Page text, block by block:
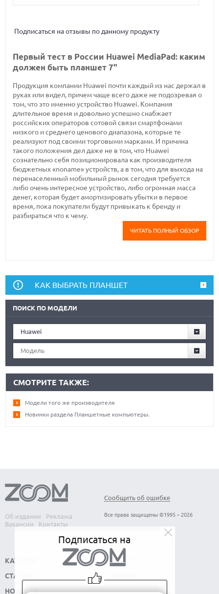
Подписаться на отзывы по данному продукту
Первый тест в России Huawei MediaPad: каким
должен быть планшет 7"
Продукция компании Huawei почти каждый из нас держал в
руках или видел, причем чаще всего даже не подозревая о
том, что это именно устройство Huawei. Компания
длительное время и довольно успешно снабжает
российских операторов сотовой связи смартфонами
низкого и среднего ценового диапазона, которые те
реализуют под своими торговыми марками. И причина
такого положения дел даже не в том, что Huawei
сознательно себя позиционировала как производителя
бюджетных «noname» устройств, а в том, что для выхода на
перенаселенный мобильный рынок сегодня требуется
либо очень интересное устройство, либо огромная масса
денег, которая будет амортизировать убытки в первое
время, пока покупатели будут привыкать к бренду и
разбираться что к чему.
ЧИТАТЬ ПОЛНЫЙ ОБЗОР
КАК ВЫБРАТЬ ПЛАНШЕТ
ПОИСК ПО МОДЕЛИ
Huawei
Модель
СМОТРИТЕ ТАКЖЕ:
Модели того же производителя
Новинки раздела Планшетные компьютеры.
Об издании
Реклама
Вакансии
Контакты
Сообщить об ошибке
Все права защищены ©1995 – 2026
КАТАЛОГ
СТАТЬИ
НОВОСТИ
СОФТ
Подписаться на